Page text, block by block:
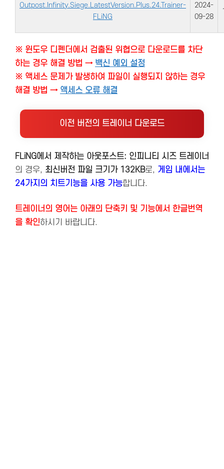
Outpost.Infinity.Siege.LatestVersion.Plus.24.Trainer-
FLiNG
2024-
09-28
※ 윈도우 디펜더에서 검출된 위협으로 다운로드를 차단
하는 경우 해결 방법 → 백신 예외 설정
※ 액세스 문제가 발생하여 파일이 실행되지 않하는 경우
해결 방법 → 액세스 오류 해결
이전 버전의 트레이너 다운로드
FLiNG에서 제작하는 아웃포스트: 인피니티 시즈 트레이너
의 경우, 최신버전 파일 크기가 132KB로, 게임 내에서는
24가지의 치트기능을 사용 가능합니다.
트레이너의 영어는 아래의 단축키 및 기능에서 한글번역
을 확인하시기 바랍니다.